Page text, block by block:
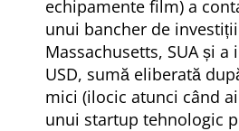
echipamente film) a
unui bancher de
Massachusetts, SUA și a
USD, sumă eliberată
mici (ilocic atunci când
unui startup tehnologic